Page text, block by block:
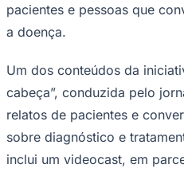
pacientes e pessoas que
a doença.
Um dos conteúdos da
cabeça”, conduzida pelo
relatos de pacientes e
sobre diagnóstico e
inclui um videocast, em